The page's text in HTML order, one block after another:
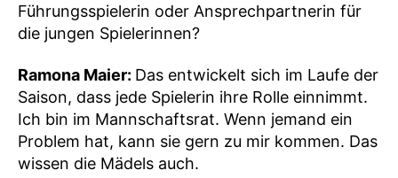
Führungsspielerin oder Ansprechpartnerin für
die jungen Spielerinnen?
Ramona Maier: Das entwickelt sich im Laufe der
Saison, dass jede Spielerin ihre Rolle einnimmt.
Ich bin im Mannschaftsrat. Wenn jemand ein
Problem hat, kann sie gern zu mir kommen. Das
wissen die Mädels auch.